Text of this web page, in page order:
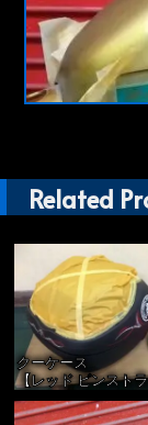
Related
クーケース
【レッド ピンスト